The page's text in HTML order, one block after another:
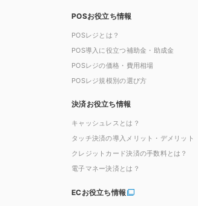
POSお役立ち情報
POSレジとは？
POS導入に役立つ補助金・助成金
POSレジの価格・費用相場
POSレジ規模別の選び方
決済お役立ち情報
キャッシュレスとは？
タッチ決済の導入メリット・デメリット
クレジットカード決済の手数料とは？
電子マネー決済とは？
ECお役立ち情報